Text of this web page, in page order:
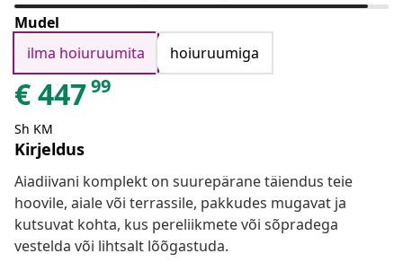
Mudel
ilma hoiuruumita
hoiuruumiga
€44799
Sh KM
Kirjeldus
Aiadiivani komplekt on suurepärane täiendus teie
hoovile, aiale või terrassile, pakkudes mugavat ja
kutsuvat kohta, kus pereliikmete või sõpradega
vestelda või lihtsalt lõõgastuda.